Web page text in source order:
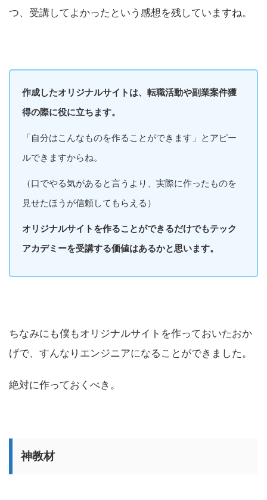
つ、受講してよかったという感想を残していますね。
作成したオリジナルサイトは、転職活動や副業案件獲
得の際に役に立ちます。
「自分はこんなものを作ることができます」とアピー
ルできますからね。
（口でやる気があると言うより、実際に作ったものを
見せたほうが信頼してもらえる）
オリジナルサイトを作ることができるだけでもテック
アカデミーを受講する価値はあるかと思います。
ちなみにも僕もオリジナルサイトを作っておいたおか
げで、すんなりエンジニアになることができました。
絶対に作っておくべき。
神教材